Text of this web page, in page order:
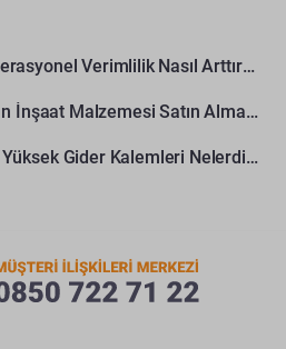
Maden Ocaklarında Operasyonel Verimlilik Nasıl Arttırılır?
Müteahhitler İçin Toptan İnşaat Malzemesi Satın Alma Rehberi
Maden Ocaklarında En Yüksek Gider Kalemleri Nelerdir?